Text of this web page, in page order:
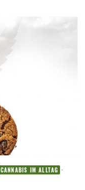
CANNABIS IM ALLTAG ·